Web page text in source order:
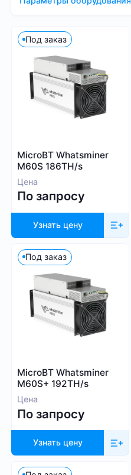
TH/s MH/s GH/s
9 999
SHA-256
Scrypt
Kadena
Eaglesong
Ethash
X11
Под заказ
MicroBT Whatsminer
M60S 186TH/s
Цена
По запросу
Узнать цену
Под заказ
MicroBT Whatsminer
M60S+ 192TH/s
Цена
По запросу
Узнать цену